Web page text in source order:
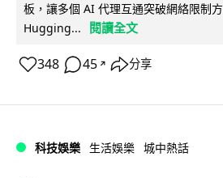
板，讓多個 AI 代理互通突破網絡限制
Hugging...
閱讀全文
348 45 ↗ 分享
科技娛樂 生活娛樂 城中熱話